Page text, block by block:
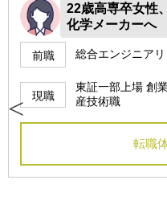
22歳高専卒女性
化学メーカーへ
前職 総合エンジニア
現職
東証一部上場 創
産技術職
転職